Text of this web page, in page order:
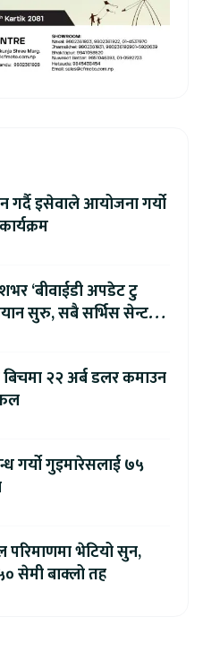
गर्दै इसेवाले आयोजना गर्यो
‘बीवाईडी अपडेट टु
सुरु, सबै सर्भिस सेन्टरमा
बिचमा २२ अर्ब डलर कमाउन
गर्यो गुइमारेसलाई ७५
परिमाणमा भेटियो सुन,
सेमी बाक्लो तह